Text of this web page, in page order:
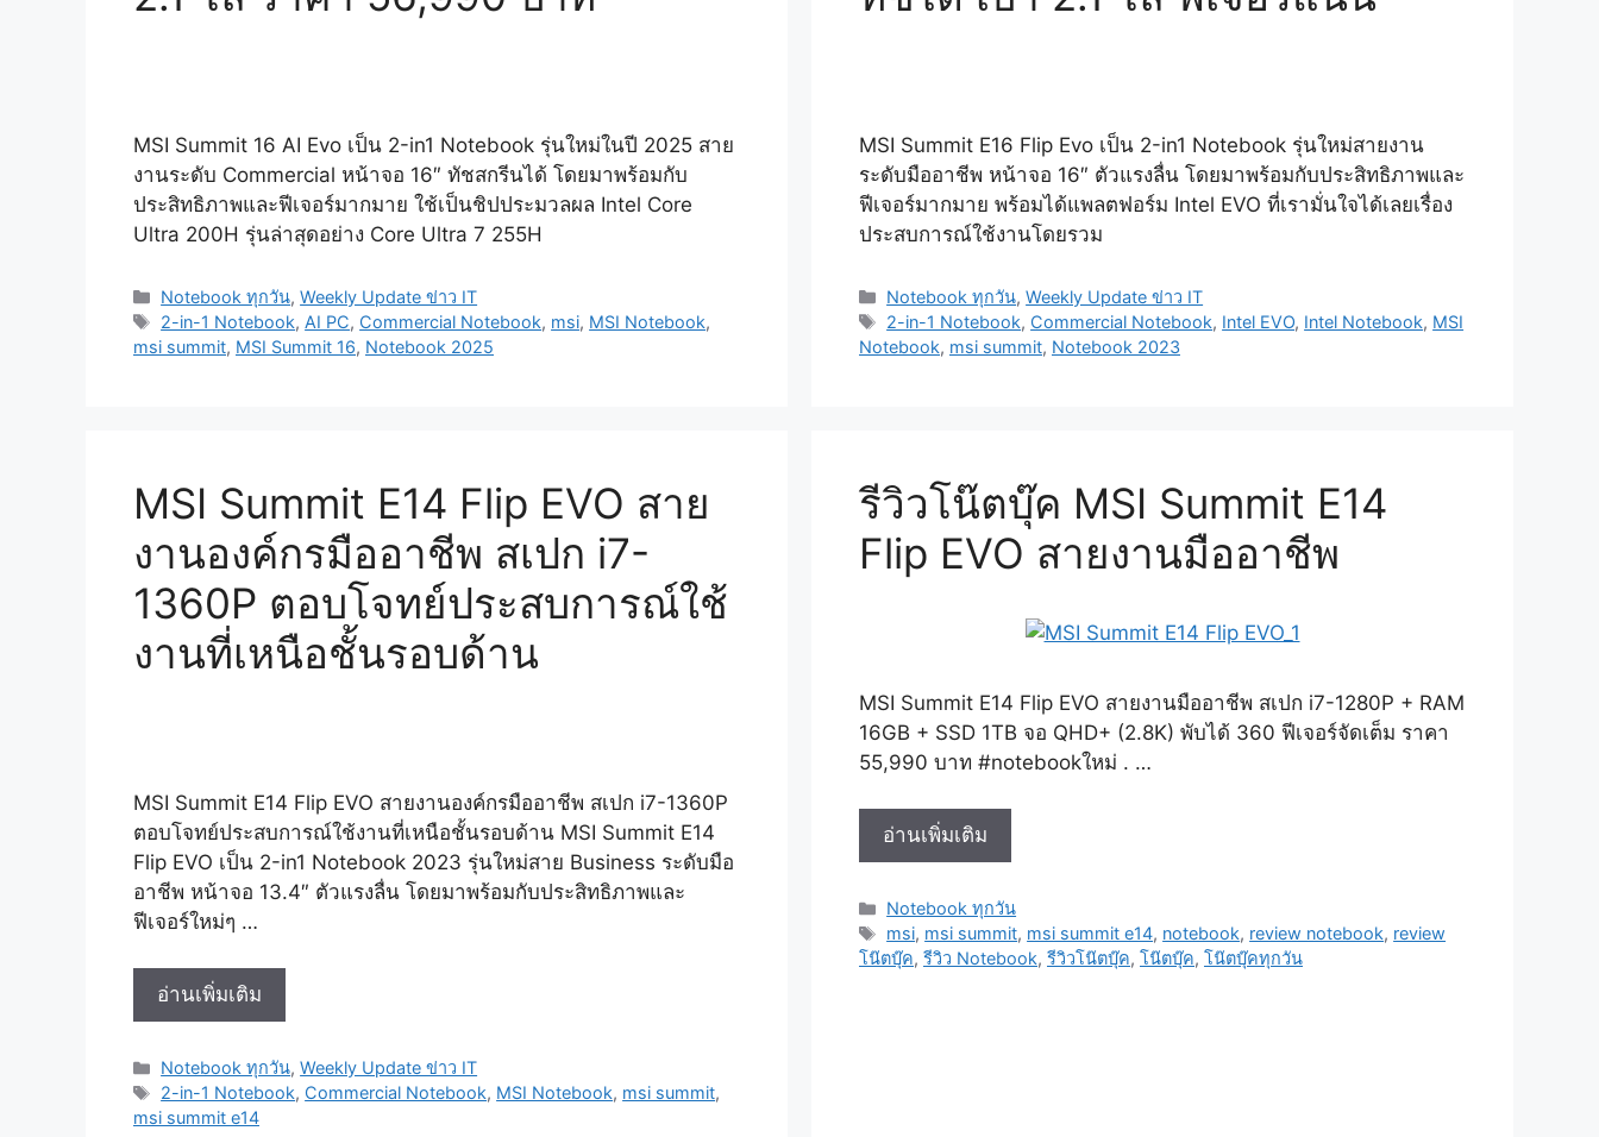
MSI Summit 16 AI Evo เป็น 2-in1 Notebook รุ่นใหม่ในปี 2025 สาย
งานระดับ Commercial หน้าจอ 16″ ทัชสกรีนได้ โดยมาพร้อมกับ
ประสิทธิภาพและฟีเจอร์มากมาย ใช้เป็นชิปประมวลผล Intel Core
Ultra 200H รุ่นล่าสุดอย่าง Core Ultra 7 255H
Categories
Notebook ทุกวัน,Weekly Update ข่าว IT
Tags
2-in-1 Notebook, AI PC, Commercial Notebook, msi, MSI Notebook,
msi summit, MSI Summit 16, Notebook 2025
MSI Summit E16 Flip Evo เป็น 2-in1 Notebook รุ่นใหม่สายงาน
ระดับมืออาชีพ หน้าจอ 16″ ตัวแรงลื่น โดยมาพร้อมกับประสิทธิภาพและ
ฟีเจอร์มากมาย พร้อมได้แพลตฟอร์ม Intel EVO ที่เรามั่นใจได้เลยเรื่อง
ประสบการณ์ใช้งานโดยรวม
Categories
Notebook ทุกวัน,Weekly Update ข่าว IT
Tags
2-in-1 Notebook, Commercial Notebook, Intel EVO, Intel Notebook, MSI
Notebook, msi summit, Notebook 2023
MSI Summit E14 Flip EVO สาย
งานองค์กรมืออาชีพ สเปก i7-
1360P ตอบโจทย์ประสบการณ์ใช้
งานที่เหนือชั้นรอบด้าน
MSI Summit E14 Flip EVO สายงานองค์กรมืออาชีพ สเปก i7-1360P
ตอบโจทย์ประสบการณ์ใช้งานที่เหนือชั้นรอบด้าน MSI Summit E14
Flip EVO เป็น 2-in1 Notebook 2023 รุ่นใหม่สาย Business ระดับมือ
อาชีพ หน้าจอ 13.4″ ตัวแรงลื่น โดยมาพร้อมกับประสิทธิภาพและ
ฟีเจอร์ใหม่ๆ …
อ่านเพิ่มเติม
Summit
Flip
Categories
Notebook ทุกวัน,Weekly Update ข่าว IT
Tags
2-in-1 Notebook, Commercial Notebook, MSI Notebook, msi summit,
msi summit e14
รีวิวโน๊ตบุ๊ค MSI Summit E14
Flip EVO สายงานมืออาชีพ
MSI Summit E14 Flip EVO สายงานมืออาชีพ สเปก i7-1280P + RAM
16GB + SSD 1TB จอ QHD+ (2.8K) พับได้ 360 ฟีเจอร์จัดเต็ม ราคา
55,990 บาท #notebookใหม่ . …
อ่านเพิ่มเติม
วิว
ตบุ๊ค
MSI
Categories
Notebook ทุกวัน
Tags
msi, msi summit, msi summit e14, notebook, review notebook, review
โน๊ตบุ๊ค, รีวิว Notebook, รีวิวโน๊ตบุ๊ค, โน๊ตบุ๊ค, โน๊ตบุ๊คทุกวัน